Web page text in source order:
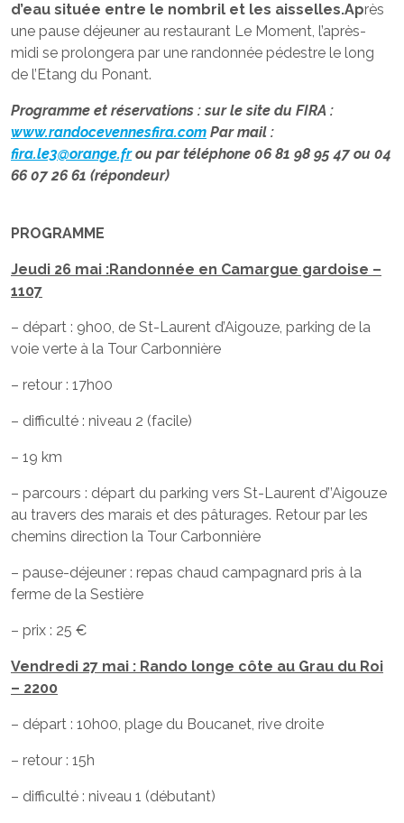
d’eau située entre le nombril et les aisselles.Après
une pause déjeuner au restaurant Le Moment, l’après-
midi se prolongera par une randonnée pédestre le long
de l’Etang du Ponant.
Programme et réservations : sur le site du FIRA :
www.randocevennesfira.com Par mail :
fira.le3@orange.frou par téléphone 06 81 98 95 47 ou 04
66 07 26 61 (répondeur)
PROGRAMME
Jeudi 26 mai :Randonnée en Camargue gardoise –
1107
– départ : 9h00, de St-Laurent d’Aigouze, parking de la
voie verte à la Tour Carbonnière
– retour : 17h00
– difficulté : niveau 2 (facile)
– 19 km
– parcours : départ du parking vers St-Laurent d’’Aigouze
au travers des marais et des pâturages. Retour par les
chemins direction la Tour Carbonnière
– pause-déjeuner : repas chaud campagnard pris à la
ferme de la Sestière
– prix : 25 €
Vendredi 27 mai : Rando longe côte au Grau du Roi
– 2200
– départ : 10h00, plage du Boucanet, rive droite
– retour : 15h
– difficulté : niveau 1 (débutant)